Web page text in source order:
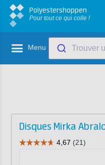
Polyestershoppen
Pour tout ce qui colle !
Menu Trouver
Disques Mirka